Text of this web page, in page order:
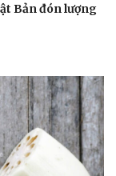
Bản đón lượng